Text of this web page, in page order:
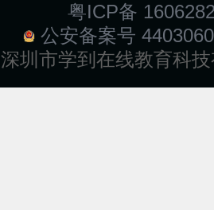
粤ICP备
公安备案号
深圳市学到在线教育科